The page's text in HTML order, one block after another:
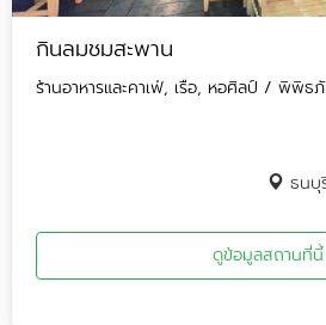
กินลมชมสะพาน
ร้านอาหารและคาเฟ่, เรือ, หอศิลป์ / พิพิ
ธนบุ
ดูข้อมูลสถานที่นี้